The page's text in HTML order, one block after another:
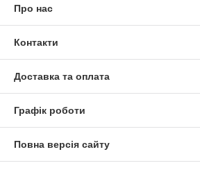
Про нас
Контакти
Доставка та оплата
Графік роботи
Повна версія сайту